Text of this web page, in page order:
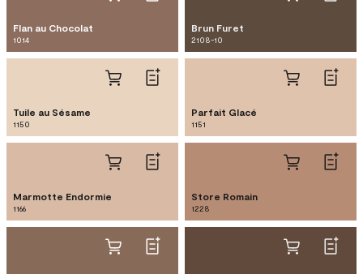
Flan au Chocolat
1014
Brun Furet
2108-10
Tuile au Sésame
1150
Parfait Glacé
1151
Marmotte Endormie
1166
Store Romain
1228